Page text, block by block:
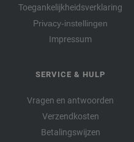
Toegankelijkheidsverklaring
Privacy-instellingen
Impressum
SERVICE & HULP
Vragen en antwoorden
Verzendkosten
Betalingswijzen